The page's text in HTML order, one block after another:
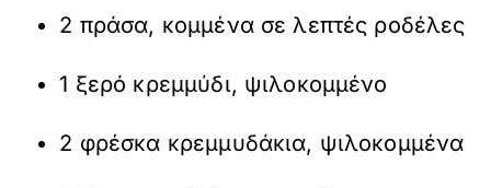
2 πράσα, κομμένα σε λεπτές ροδέλες
1 ξερό κρεμμύδι, ψιλοκομμένο
2 φρέσκα κρεμμυδάκια, ψιλοκομμένα